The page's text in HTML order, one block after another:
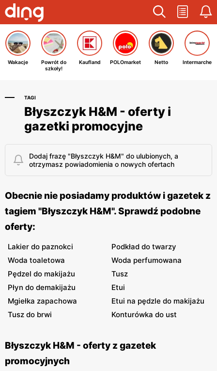
Wakacje
Powrót do
szkoły!
Kaufland POLOmarket Netto Intermarche
TAGI
Błyszczyk H&M - oferty i
gazetki promocyjne
Dodaj frazę "Błyszczyk H&M" do ulubionych, a
otrzymasz powiadomienia o nowych ofertach
Obecnie nie posiadamy produktów i gazetek z
tagiem "Błyszczyk H&M". Sprawdź podobne
oferty:
Lakier do paznokci
Podkład do twarzy
Woda toaletowa
Woda perfumowana
Pędzel do makijażu
Tusz
Płyn do demakijażu
Etui
Mgiełka zapachowa
Etui na pędzle do makijażu
Tusz do brwi
Konturówka do ust
Błyszczyk H&M - oferty z gazetek
promocyjnych